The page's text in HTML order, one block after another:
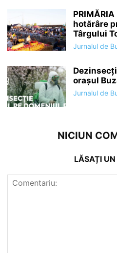
hotărâre
Târgului
Jurnalul de
orașul
Jurnalul de
NICIUN
LĂSAȚI